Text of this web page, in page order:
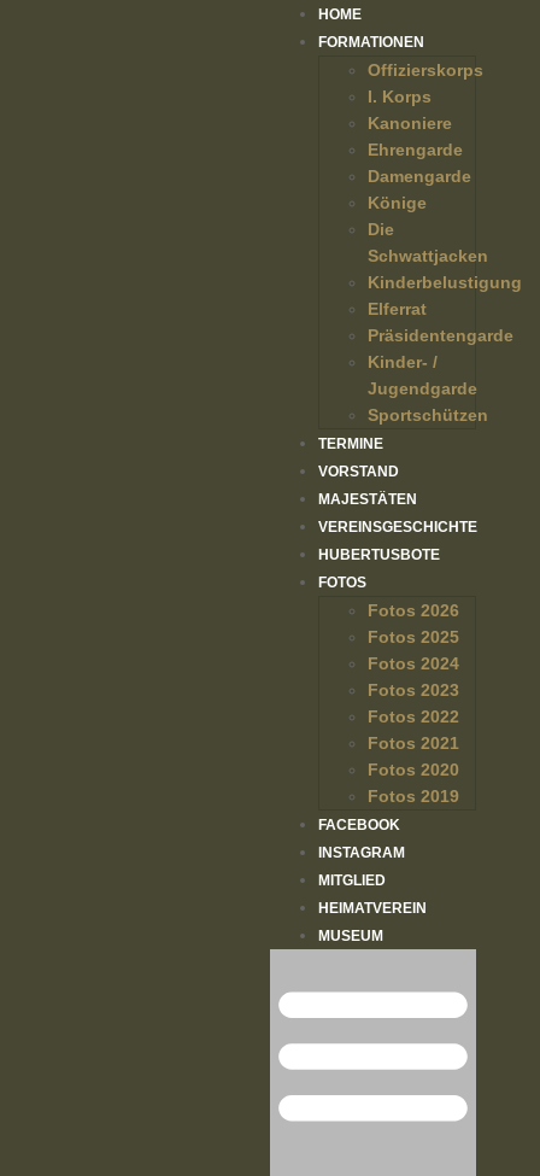
HOME
FORMATIONEN
Offizierskorps
I. Korps
Kanoniere
Ehrengarde
Damengarde
Könige
Die
Schwattjacken
Kinderbelustigung
Elferrat
Präsidentengarde
Kinder- /
Jugendgarde
Sportschützen
TERMINE
VORSTAND
MAJESTÄTEN
VEREINSGESCHICHTE
HUBERTUSBOTE
FOTOS
Fotos 2026
Fotos 2025
Fotos 2024
Fotos 2023
Fotos 2022
Fotos 2021
Fotos 2020
Fotos 2019
FACEBOOK
INSTAGRAM
MITGLIED
HEIMATVEREIN
MUSEUM